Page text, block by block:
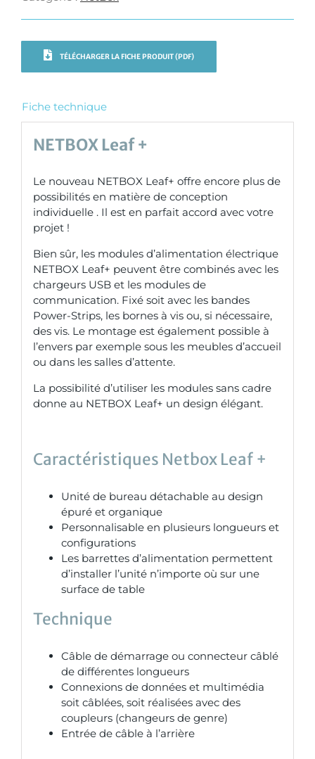
TÉLÉCHARGER LA FICHE PRODUIT (PDF)
Fiche technique
NETBOX Leaf +
Le nouveau NETBOX Leaf+ offre encore plus de
possibilités en matière de conception
individuelle . Il est en parfait accord avec votre
projet !
Bien sûr, les modules d’alimentation électrique
NETBOX Leaf+ peuvent être combinés avec les
chargeurs USB et les modules de
communication. Fixé soit avec les bandes
Power-Strips, les bornes à vis ou, si nécessaire,
des vis. Le montage est également possible à
l’envers par exemple sous les meubles d’accueil
ou dans les salles d’attente.
La possibilité d’utiliser les modules sans cadre
donne au NETBOX Leaf+ un design élégant.
Caractéristiques Netbox Leaf +
Unité de bureau détachable au design
épuré et organique
Personnalisable en plusieurs longueurs et
configurations
Les barrettes d’alimentation permettent
d’installer l’unité n’importe où sur une
surface de table
Technique
Câble de démarrage ou connecteur câblé
de différentes longueurs
Connexions de données et multimédia
soit câblées, soit réalisées avec des
coupleurs (changeurs de genre)
Entrée de câble à l’arrière